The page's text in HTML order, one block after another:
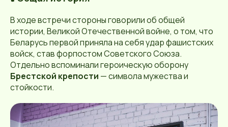
В ходе встречи стороны говорили об общей
истории, Великой Отечественной войне, о том, что
Беларусь первой приняла на себя удар фашистских
войск, став форпостом Советского Союза.
Отдельно вспоминали героическую оборону
Брестской крепости — символа мужества и
стойкости.